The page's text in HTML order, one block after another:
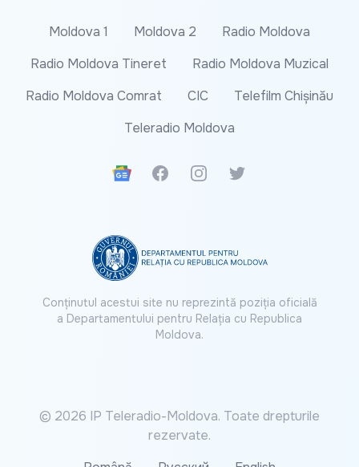
Moldova 1 Moldova 2
Radio Moldova
Radio Moldova Tineret
Radio Moldova Muzical
Radio Moldova Comrat
CIC
Telefilm Chișinău
Teleradio Moldova
Google News
FacebookInstagramTwitter
Conținutul acestui site nu reprezintă poziția oficială
a Departamentului pentru Relația cu Republica
Moldova.
© 2026 IP Teleradio-Moldova. Toate drepturile
rezervate.